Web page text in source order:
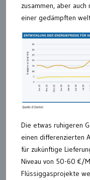
zusammen, aber
einer gedämpften
Die etwas ruhigeren
einen differenzierten
für zukünftige
Niveau von 50-60 €/
Flüssiggasprojekte